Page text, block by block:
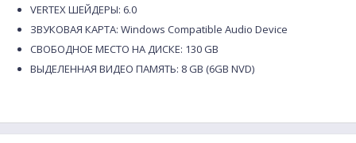
VERTEX ШЕЙДЕРЫ: 6.0
ЗВУКОВАЯ КАРТА: Windows Compatible Audio Device
СВОБОДНОЕ МЕСТО НА ДИСКЕ: 130 GB
ВЫДЕЛЕННАЯ ВИДЕО ПАМЯТЬ: 8 GB (6GB NVD)